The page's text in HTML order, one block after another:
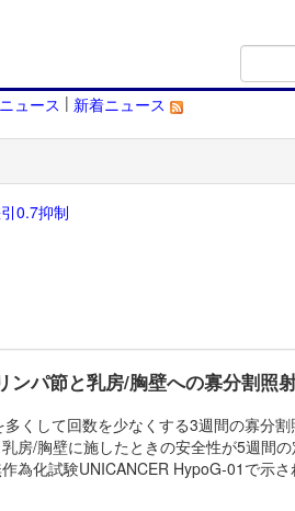
ュース | 新着ニュース
0.7抑制
ンパ節と乳房/胸壁への寡分割照
くして回数を少なくする3週間の寡分割
房/胸壁に施したときの安全性が5週間
為化試験UNICANCER HypoG-01で示さ